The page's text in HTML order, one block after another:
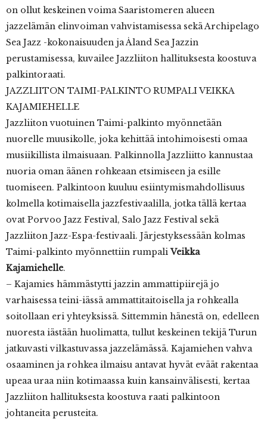
on ollut keskeinen voima Saaristomeren alueen
jazzelämän elinvoiman vahvistamisessa sekä Archipelago
Sea Jazz -kokonaisuuden ja Åland Sea Jazzin
perustamisessa, kuvailee Jazzliiton hallituksesta koostuva
palkintoraati.
JAZZLIITON TAIMI-PALKINTO RUMPALI VEIKKA
KAJAMIEHELLE
Jazzliiton vuotuinen Taimi-palkinto myönnetään
nuorelle muusikolle, joka kehittää intohimoisesti omaa
musiikillista ilmaisuaan. Palkinnolla Jazzliitto kannustaa
nuoria oman äänen rohkeaan etsimiseen ja esille
tuomiseen. Palkintoon kuuluu esiintymismahdollisuus
kolmella kotimaisella jazzfestivaalilla, jotka tällä kertaa
ovat Porvoo Jazz Festival, Salo Jazz Festival sekä
Jazzliiton Jazz-Espa-festivaali. Järjestyksessään kolmas
Taimi-palkinto myönnettiin rumpaliVeikka
Kajamiehelle.
– Kajamies hämmästytti jazzin ammattipiirejä jo
varhaisessa teini-iässä ammattitaitoisella ja rohkealla
soitollaan eri yhteyksissä. Sittemmin hänestä on, edelleen
nuoresta iästään huolimatta, tullut keskeinen tekijä Turun
jatkuvasti vilkastuvassa jazzelämässä. Kajamiehen vahva
osaaminen ja rohkea ilmaisu antavat hyvät eväät rakentaa
upeaa uraa niin kotimaassa kuin kansainvälisesti, kertaa
Jazzliiton hallituksesta koostuva raati palkintoon
johtaneita perusteita.